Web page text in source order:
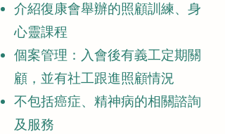
介紹復康會舉辦的照顧訓練、身
心靈課程
個案管理：入會後有義工定期關
顧，並有社工跟進照顧情況
不包括癌症、精神病的相關諮詢
及服務